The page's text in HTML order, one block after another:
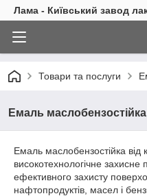
Лама - Київський завод
Товари та послуги
Емаль маслобензостійка
Емаль маслобензостійка від
високотехнологічне захисне
ефективного захисту
нафтопродуктів, масел і